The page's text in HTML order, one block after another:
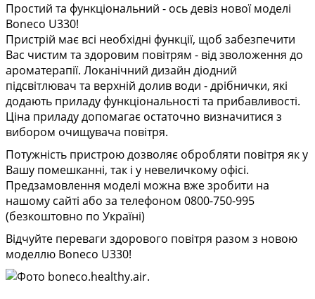
Простий та функціональний - ось девіз нової моделі
Boneco U330!
Пристрій має всі необхідні функції, щоб забезпечити
Вас чистим та здоровим повітрям - від зволоження до
ароматерапії. Локанічний дизайн діодний
підсвітлювач та верхній долив води - дрібнички, які
додають приладу функціональності та прибавливості.
Ціна приладу допомагає остаточно визначитися з
вибором очищувача повітря.
Потужність пристрою дозволяє обробляти повітря як у
Вашу помешканні, так і у невеличкому офісі.
Предзамовлення моделі можна вже зробити на
нашому сайті або за телефоном 0800-750-995
(безкоштовно по Україні)
Відчуйте переваги здорового повітря разом з новою
моделлю Boneco U330!